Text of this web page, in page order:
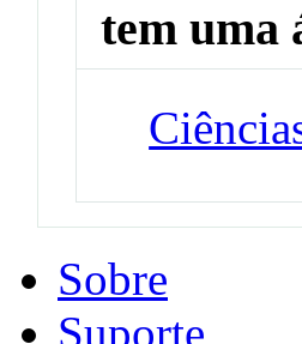
tem uma
Sobre
Suporte